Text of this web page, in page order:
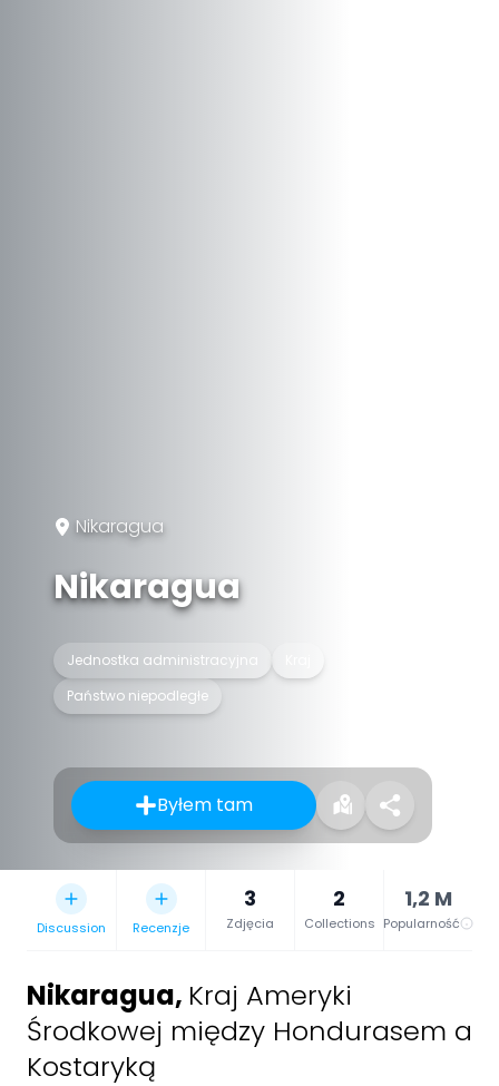
Nikaragua
Nikaragua
Jednostka administracyjna
Państwo niepodległe
Byłem tam
Discussion Recenzje
3
Zdjęcia
2
Collections
1,2 M
Popularność
Nikaragua, Kraj Ameryki
Środkowej między Hondurasem a
Kostaryką